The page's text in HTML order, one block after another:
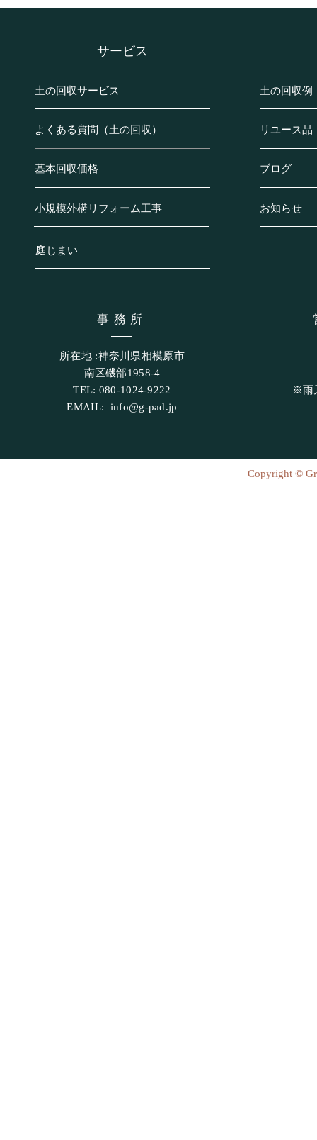
​サービス
土の回収サービス
よくある質問（土の回収）
基本回収価格
小規模外構リフォーム工事
庭じまい
土の回収例
リユース品
ブログ
お知らせ
​事務所
所在地 :神奈川県相模原市
南区磯部1958-4
TEL: 080-1024-9222
EMAIL: info@g-pad.jp
​※雨
Copyright ©